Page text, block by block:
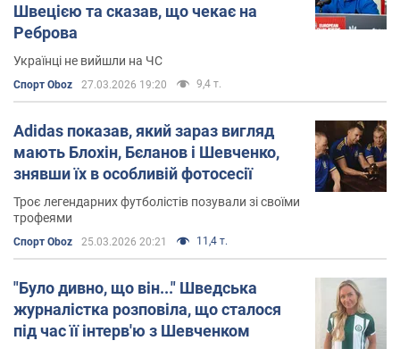
Швецією та сказав, що чекає на
Реброва
Українці не вийшли на ЧС
Спорт Oboz 27.03.2026 19:20 9,4 т.
Adidas показав, який зараз вигляд
мають Блохін, Бєланов і Шевченко,
знявши їх в особливій фотосесії
Троє легендарних футболістів позували зі своїми
трофеями
Спорт Oboz 25.03.2026 20:21 11,4 т.
"Було дивно, що він..." Шведська
журналістка розповіла, що сталося
під час її інтерв'ю з Шевченком